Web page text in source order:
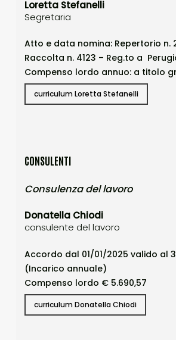
Loretta Stefanelli
Segretaria
Atto e data nomina: Repertorio n.
Raccolta n. 4123 – Reg.to a
Compenso lordo annuo: a titolo
curriculum Loretta Stefanelli
CONSULENTI
Consulenza del lavoro
Donatella Chiodi
consulente del lavoro
Accordo dal 01/01/2025 valido al
(Incarico annuale)
Compenso lordo € 5.690,57
curriculum Donatella Chiodi